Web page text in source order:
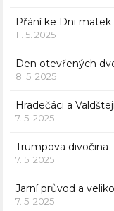
Přání ke Dni matek
11. 5. 2025
Den otevřených
8. 5. 2025
Hradečáci a
7. 5. 2025
Trumpova divočina
7. 5. 2025
Jarní průvod a
7. 5. 2025